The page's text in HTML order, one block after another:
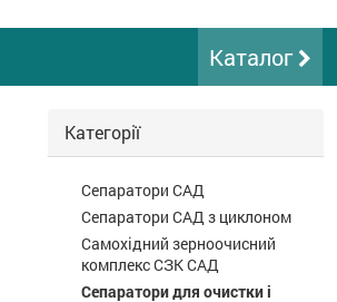
Каталог
Категорії
Сепаратори САД
Сепаратори САД з циклоном
Cамохідний зерноочисний
комплекс СЗК САД
Сепаратори для очистки і